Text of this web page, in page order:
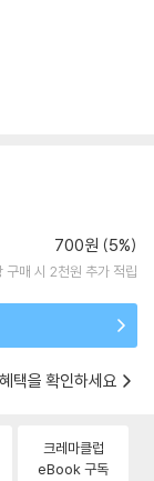
700원 (5%)
구매 시 2천원 추가 적립
택을 확인하세요
크레마클럽
eBook 구독